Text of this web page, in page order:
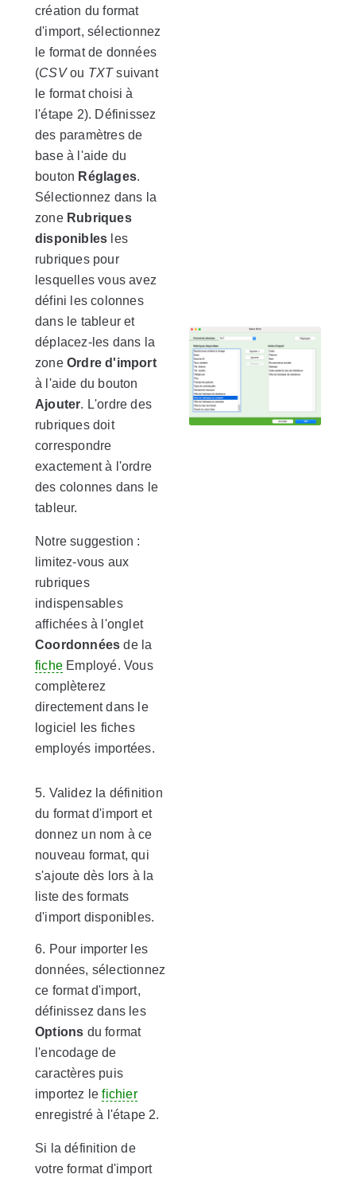
création du format
d'import, sélectionnez
le format de données
(CSVou TXTsuivant
le format choisi à
l'étape 2). Définissez
des paramètres de
base à l'aide du
bouton Réglages.
Sélectionnez dans la
zone Rubriques
disponibles les
rubriques pour
lesquelles vous avez
défini les colonnes
dans le tableur et
déplacez-les dans la
zone Ordre d'import
à l'aide du bouton
Ajouter. L'ordre des
rubriques doit
correspondre
exactement à l'ordre
des colonnes dans le
tableur.
Notre suggestion :
limitez-vous aux
rubriques
indispensables
affichées à l'onglet
Coordonnées de la
fiche Employé. Vous
complèterez
directement dans le
logiciel les fiches
employés importées.
5. Validez la définition
du format d'import et
donnez un nom à ce
nouveau format, qui
s'ajoute dès lors à la
liste des formats
d'import disponibles.
6. Pour importer les
données, sélectionnez
ce format d'import,
définissez dans les
Options du format
l'encodage de
caractères puis
importez lefichier
enregistré à l'étape 2.
Si la définition de
votre format d'import